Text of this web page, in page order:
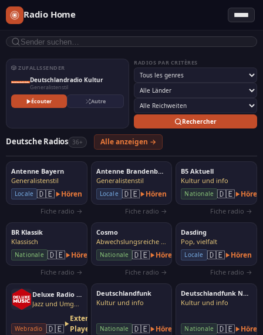
Radio Home
🎲 ZUFALLSSENDER
Deutschlandradio Kultur
Generalistenstil
Écouter
Autre
RADIOS PAR CRITÈRES
Rechercher
Deutsche Radios 36+ Alle anzeigen →
Antenne Bayern
Generalistenstil
Locale 🇩🇪 Hören
Fiche radio →
Antenne Brandenburg
Generalistenstil
Locale 🇩🇪 Hören
Fiche radio →
B5 Aktuell
Kultur und info
Nationale 🇩🇪 Hören
Fiche radio →
BR Klassik
Klassisch
Nationale 🇩🇪 Hören
Fiche radio →
Cosmo
Abwechslungsreiche Musik
Nationale 🇩🇪 Hören
Fiche radio →
Dasding
Pop, vielfalt
Locale 🇩🇪 Hören
Fiche radio →
Deluxe Radio Easy
Jazz und Umgebung
Webradio 🇩🇪
Externer
Player
Deutschlandfunk
Kultur und info
Nationale 🇩🇪 Hören
Deutschlandfunk Nova
Kultur und info
Nationale 🇩🇪 Hören